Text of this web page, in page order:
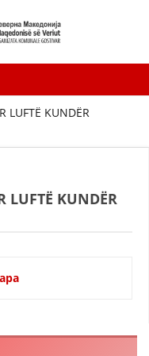
LUFTË KUNDËR
LUFTË KUNDËR